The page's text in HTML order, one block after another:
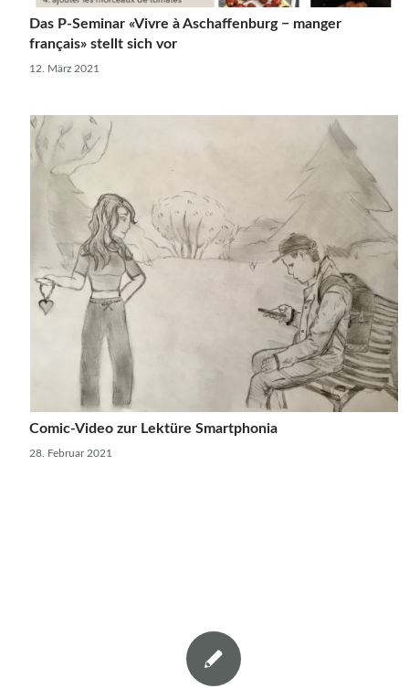
Das P-Seminar «Vivre à Aschaffenburg − manger
français» stellt sich vor
12. März 2021
Comic-Video zur Lektüre Smartphonia
28. Februar 2021